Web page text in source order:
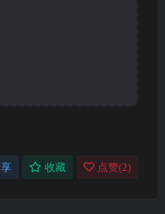
收藏 点赞(2)